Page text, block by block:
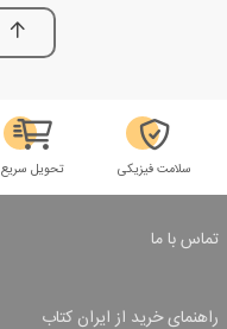
سلامت فیزیکی تحویل سریع
تماس با ما
راهنمای خرید از ایران کتاب